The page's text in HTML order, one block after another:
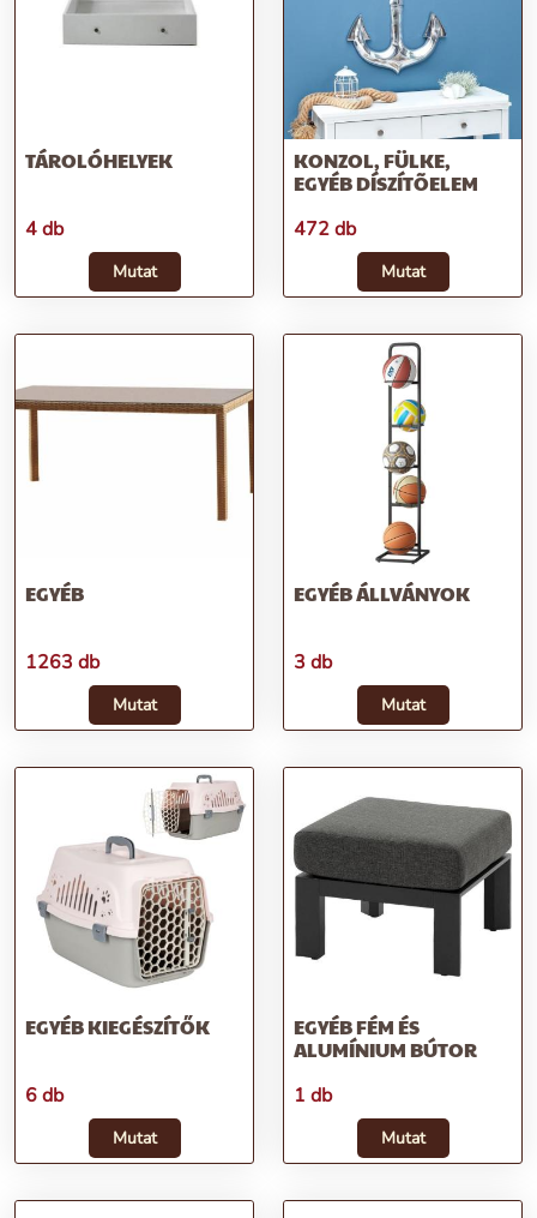
TÁROLÓHELYEK
4 db
Mutat
KONZOL, FÜLKE,
EGYÉB DÍSZÍTÕELEM
472 db
Mutat
EGYÉB
1263 db
Mutat
EGYÉB ÁLLVÁNYOK
3 db
Mutat
EGYÉB KIEGÉSZÍTŐK
6 db
Mutat
EGYÉB FÉM ÉS
ALUMÍNIUM BÚTOR
1 db
Mutat